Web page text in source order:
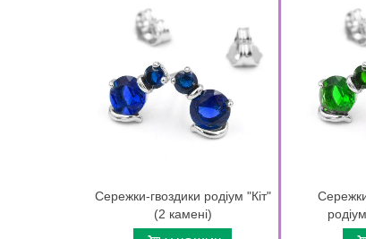
Сережки-гвоздики родіум "Кіт"
(2 камені)